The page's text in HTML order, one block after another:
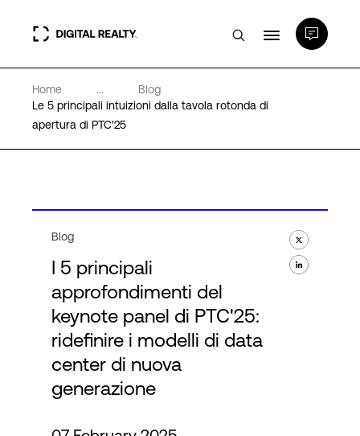
Data center
PlatformDIGITAL®
Chi Siamo
Language
Home ...
Blog
Le 5 principali intuizioni dalla tavola rotonda di
apertura di PTC'25
Blog
I 5 principali
approfondimenti del
keynote panel di PTC'25:
ridefinire i modelli di data
center di nuova
generazione